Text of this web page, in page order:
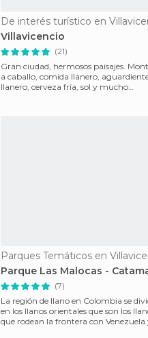
Villavicencio
(21)
Gran ciudad, hermosos paisajes.
a caballo, comida llanero,
llanero, cerveza fría, sol y mucho
Parque Las Malocas -
(7)
La región de llano en Colombia se
en los llanos orientales que son los
que rodean la frontera con Venezuela